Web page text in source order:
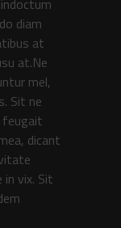
diam
at
at.Ne
mel,
Sit ne
feugait
dicant
vix. Sit